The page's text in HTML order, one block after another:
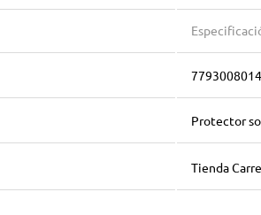
Protector
Tienda